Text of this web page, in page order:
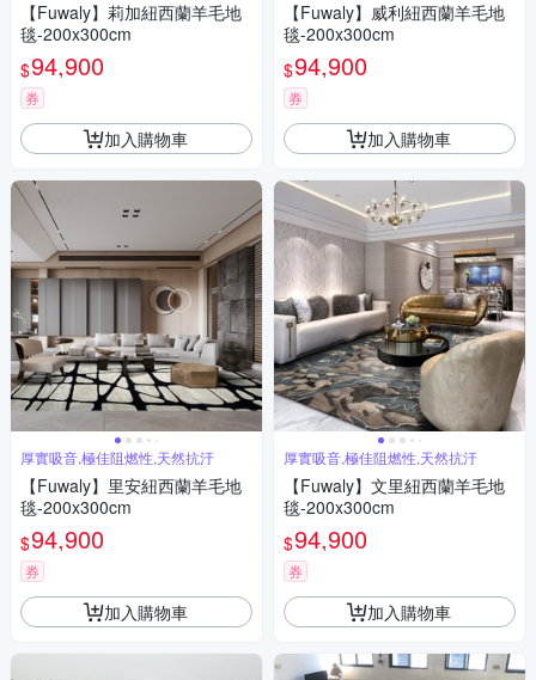
【Fuwaly】莉加紐西蘭羊毛地
毯-200x300cm
$94,900
券
加入購物車
厚實吸音,極佳阻燃性,天然抗汙
【Fuwaly】里安紐西蘭羊毛地
毯-200x300cm
$94,900
券
加入購物車
【Fuwaly】威利紐西蘭羊毛地
毯-200x300cm
$94,900
券
加入購物車
厚實吸音,極佳阻燃性,天然抗汙
【Fuwaly】文里紐西蘭羊毛地
毯-200x300cm
$94,900
券
加入購物車